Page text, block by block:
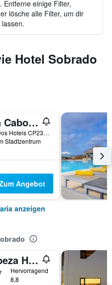
Entferne einige Filter,
lösche alle Filter, um dir
Hotel Sobrado
Hilton Cabo Verde Sal Resort
Avenida Dos Hoteis CP230, Santa Maria, Kap Verde
Stadtzentrum
Angebot
anzeigen
Morabeza Hotel
Hervorragend
8,8